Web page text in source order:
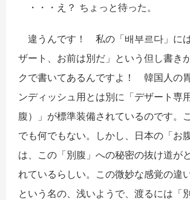
・・・え？ ちょっと待った。
違うんです！ 私の「배부르다 」に
ザート、お前は別だ」という但し書き
クで書いてあるんですよ！ 韓国人の
ンディッシュ用とは別に「デザート専
腹）」が標準装備されているのです。
でも何でもない。しかし、日本の「お
は、この「別腹」への秘密の抜け道が
れているらしい。この微妙な感覚の違
という名の、浅いようで、渡るには「